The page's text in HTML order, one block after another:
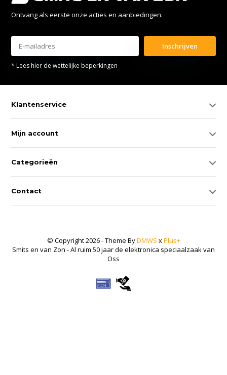
Ontvang als eerste onze acties en aanbiedingen.
Inschrijven
* Lees hier de wettelijke beperkingen
Klantenservice
Mijn account
Categorieën
Contact
© Copyright 2026 - Theme ByDMWS xPlus+
Smits en van Zon - Al ruim 50 jaar de elektronica speciaalzaak van
Oss